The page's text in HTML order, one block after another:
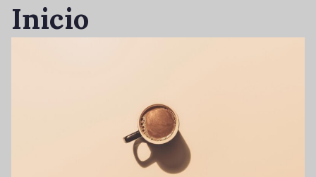
vehículos
productivos
Inicio